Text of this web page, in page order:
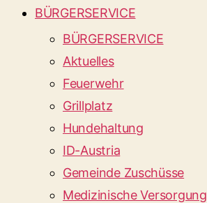
BÜRGERSERVICE
BÜRGERSERVICE
Aktuelles
Feuerwehr
Grillplatz
Hundehaltung
ID-Austria
Gemeinde Zuschüsse
Medizinische Versorgung